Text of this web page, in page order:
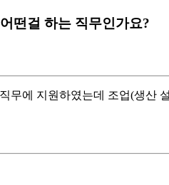
떤걸 하는 직무인가요?
무에 지원하였는데 조업(생산